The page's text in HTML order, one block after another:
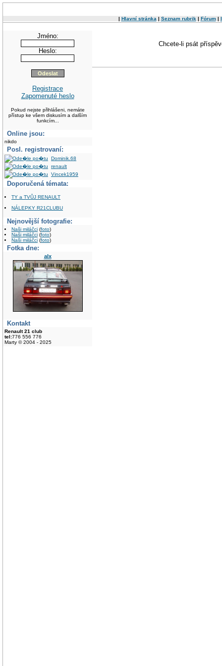
| Hlavní stránka | Seznam rubrik | Fórum|
Jméno:
Heslo:
Registrace
Zapomenuté heslo
Pokud nejste přihlášeni, nemáte
přístup ke všem diskusím a dalším
funkcím...
Online jsou:
nikdo
Posl. registrovaní:
Dominik.68
renault
Vincek1959
Doporučená témata:
TY a TVŮJ RENAULT
NÁLEPKY R21CLUBU
Nejnovější fotografie:
Naši miláčci (foto)
Naši miláčci (foto)
Naši miláčci (foto)
Fotka dne:
alx
Kontakt
Renault 21 club
tel:776 556 776
Marty © 2004 - 2025
Chcete-li psát